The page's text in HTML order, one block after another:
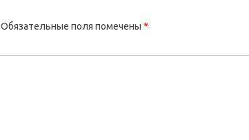
Обязательные поля помечены *